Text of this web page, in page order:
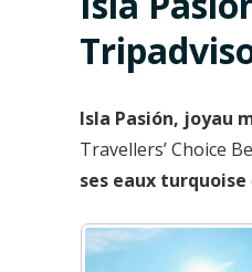
Isla Pasión, joyau
Travellers’ Choice
ses eaux turquoise